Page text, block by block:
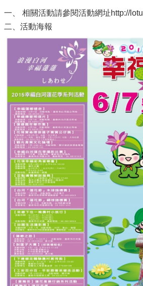
一、 相關活動請參閱活動網址http://
二、活動海報